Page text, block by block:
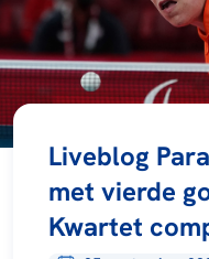
Liveblog
met vierde
Kwartet